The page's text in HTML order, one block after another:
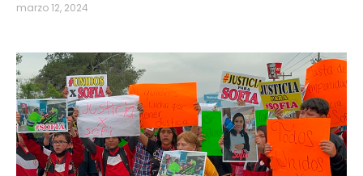
marzo 12, 2024